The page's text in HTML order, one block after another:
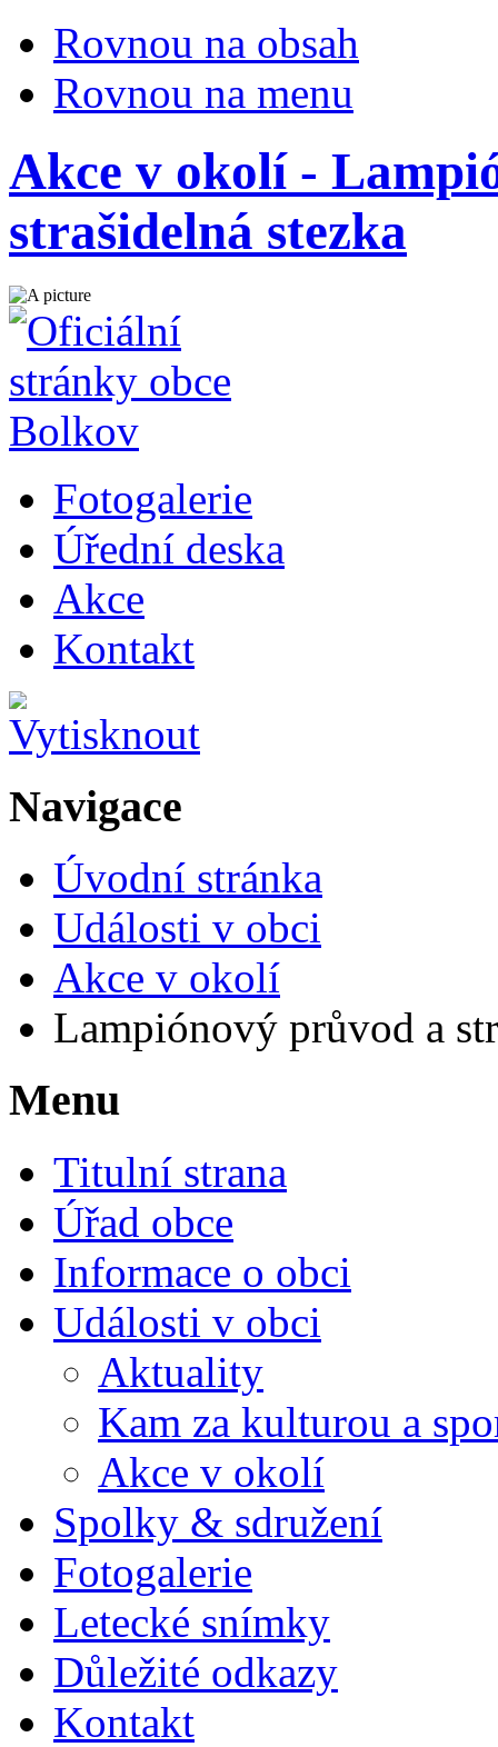
Rovnou na obsah
Rovnou na menu
Akce v okolí -
strašidelná stezka
Fotogalerie
Úřední deska
Akce
Kontakt
Navigace
Úvodní stránka
Události v obci
Akce v okolí
Lampiónový průvod a
Menu
Titulní strana
Úřad obce
Informace o obci
Události v obci
Aktuality
Kam za kulturou a
Akce v okolí
Spolky & sdružení
Fotogalerie
Letecké snímky
Důležité odkazy
Kontakt